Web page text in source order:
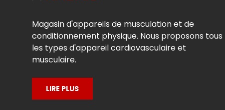
Magasin d'appareils de musculation et de
conditionnement physique. Nous proposons tous
les types d'appareil cardiovasculaire et
musculaire.
LIRE PLUS